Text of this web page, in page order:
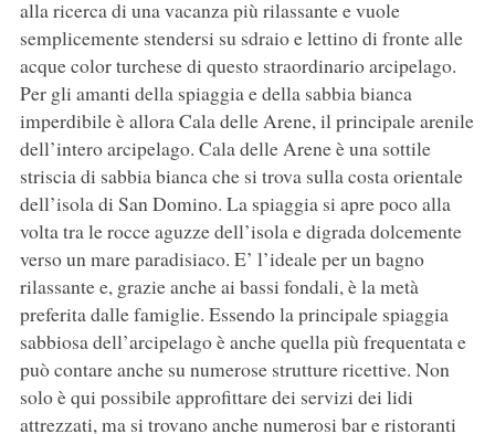
alla ricerca di una vacanza più rilassante e vuole
semplicemente stendersi su sdraio e lettino di fronte alle
acque color turchese di questo straordinario arcipelago.
Per gli amanti della spiaggia e della sabbia bianca
imperdibile è allora Cala delle Arene, il principale arenile
dell’intero arcipelago. Cala delle Arene è una sottile
striscia di sabbia bianca che si trova sulla costa orientale
dell’isola di San Domino. La spiaggia si apre poco alla
volta tra le rocce aguzze dell’isola e digrada dolcemente
verso un mare paradisiaco. E’ l’ideale per un bagno
rilassante e, grazie anche ai bassi fondali, è la metà
preferita dalle famiglie. Essendo la principale spiaggia
sabbiosa dell’arcipelago è anche quella più frequentata e
può contare anche su numerose strutture ricettive. Non
solo è qui possibile approfittare dei servizi dei lidi
attrezzati, ma si trovano anche numerosi bar e ristoranti